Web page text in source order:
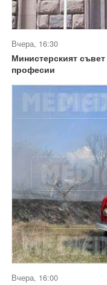
Вчера, 16:30
Министерският
професии
Вчера, 16:00